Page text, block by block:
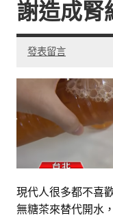
謝造成腎
發表留言
現代人很多都不喜
無糖茶來替代開水